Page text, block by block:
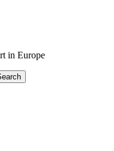
in Europe